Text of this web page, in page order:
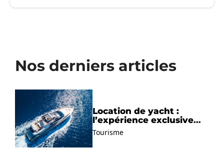
Nos derniers articles
Location de yacht :
l’expérience exclusive
pour découvrir la
Méditerranée autrement
Tourisme